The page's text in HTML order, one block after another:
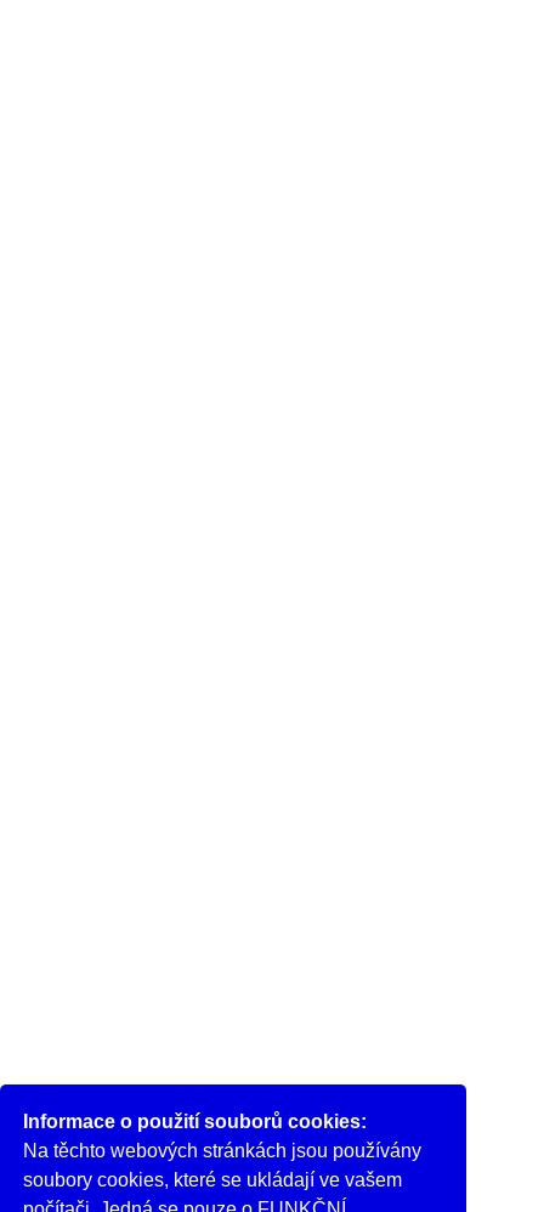
Informace o použití souborů cookies:
Na těchto webových stránkách jsou používány
soubory cookies, které se ukládají ve vašem